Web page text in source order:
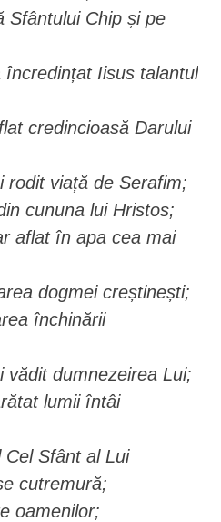
Sfântului Chip și pe
Iisus talantul
credincioasă Darului
rodit viață de Serafim;
cununa lui Hristos;
aflat în apa cea mai
dogmei creștinești;
închinării
vădit dumnezeirea Lui;
lumii întâi
Cel Sfânt al Lui
cutremură;
oamenilor;